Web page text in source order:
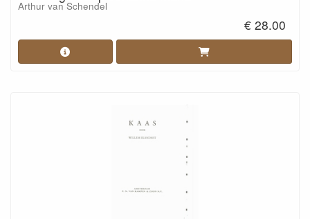
Arthur van Schendel
€ 28.00